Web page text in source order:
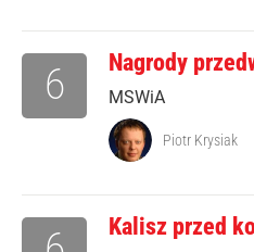
Nagrody
MSWiA
6
Piotr Krysiak
Kalisz przed